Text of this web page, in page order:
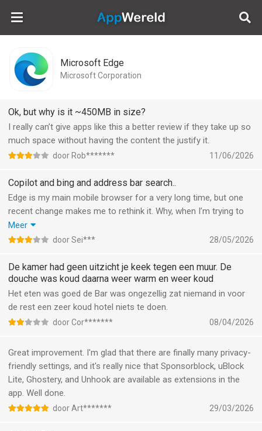
AppWereld
Microsoft Edge
Microsoft Corporation
Ok, but why is it ~450MB in size?
I really can’t give apps like this a better review if they take up so
much space without having the content the justify it.
door Rob******* 11/06/2026
Copilot and bing and address bar search..
Edge is my main mobile browser for a very long time, but one
recent change makes me to rethink it. Why, when I’m trying to
use address bar to search for something and phrase is longer
than 3 words, it automatically sends question to copilot instead
this function becomes annoying… very annoying
Meer
door Sei*** 28/05/2026
De kamer had geen uitzicht je keek tegen een muur. De
douche was koud daarna weer warm en weer koud
Het eten was goed de Bar was ongezellig zat niemand in voor
de rest een zeer koud hotel niets te doen.
door Cor******* 08/04/2026
Great improvement. I'm glad that there are finally many privacy-
friendly settings, and it's really nice that Sponsorblock, uBlock
Lite, Ghostery, and Unhook are available as extensions in the
app. Well done.
door Art******* 29/03/2026